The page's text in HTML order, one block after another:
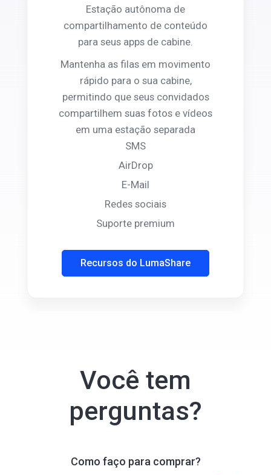
Estação autônoma de
compartilhamento de conteúdo
para seus apps de cabine.
Mantenha as filas em movimento
rápido para o sua cabine,
permitindo que seus convidados
compartilhem suas fotos e vídeos
em uma estação separada
SMS
AirDrop
E-Mail
Redes sociais
Suporte premium
Recursos do LumaShare
Você tem
perguntas?
Como faço para comprar?